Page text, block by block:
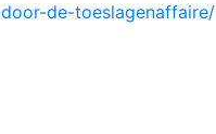
de-toeslagenaffaire/